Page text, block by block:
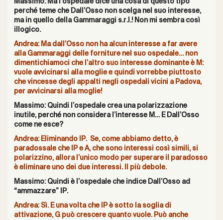
perché teme che Dall’Osso non scelga nel suo interesse,
ma in quello della Gammaraggi s.r.l.! Non mi sembra così
illogico.
Andrea: Ma dall’Osso non ha alcun interesse a far avere
alla Gammaraggi delle forniture nel suo ospedale… non
dimentichiamoci che l’altro suo interesse dominante è M:
vuole avvicinarsi alla moglie e quindi vorrebbe piuttosto
che vincesse degli appalti negli ospedali vicini a Padova,
per avvicinarsi alla moglie!
Massimo: Quindi l’ospedale crea una polarizzazione
inutile, perché non considera l’interesse M… E Dall’Osso
come ne esce?
Andrea: Eliminando IP. Se, come abbiamo detto, è
paradossale che IP e A, che sono interessi così simili, si
polarizzino, allora l’unico modo per superare il paradosso
è eliminare uno dei due interessi. Il più debole.
Massimo: Quindi è l’ospedale che indice Dall’Osso ad
“ammazzare” IP.
Andrea: Sì. E una volta che IP è sotto la soglia di
attivazione, G può crescere quanto vuole. Può anche